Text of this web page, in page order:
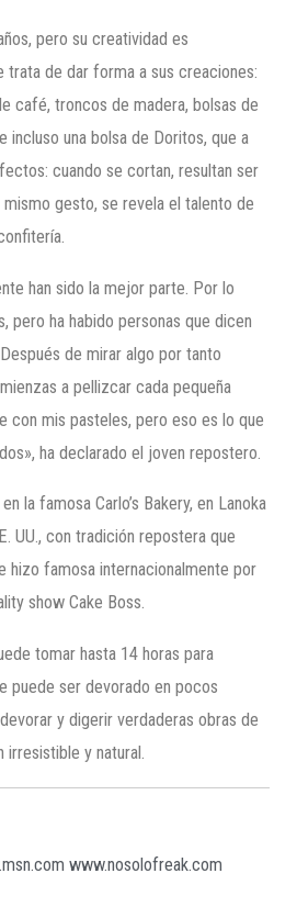
pero su creatividad es
trata de dar forma a sus creaciones:
café, troncos de madera, bolsas de
incluso una bolsa de Doritos, que a
cuando se cortan, resultan ser
gesto, se revela el talento de
han sido la mejor parte. Por lo
pero ha habido personas que dicen
de mirar algo por tanto
a pellizcar cada pequeña
con mis pasteles, pero eso es lo que
ha declarado el joven repostero.
la famosa Carlo’s Bakery, en Lanoka
UU., con tradición repostera que
hizo famosa internacionalmente por
show Cake Boss.
tomar hasta 14 horas para
puede ser devorado en pocos
y digerir verdaderas obras de
y natural.
www.nosolofreak.com